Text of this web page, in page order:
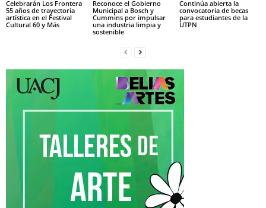
Celebrarán Los Frontera
55 años de trayectoria
artística en el Festival
Cultural 60 y Más
Reconoce el Gobierno
Municipal a Bosch y
Cummins por impulsar
una industria limpia y
sostenible
Continúa abierta la
convocatoria de becas
para estudiantes de la
UTPN